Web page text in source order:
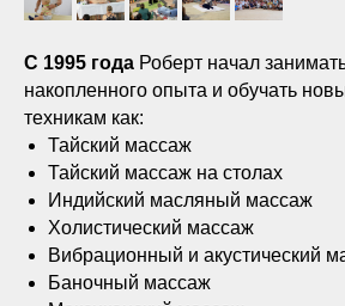
C 1995 года Роберт начал
накопленного опыта и обучать
техникам как:
Тайский массаж
Тайский массаж на столах
Индийский масляный массаж
Холистический массаж
Вибрационный и акустический
Баночный массаж